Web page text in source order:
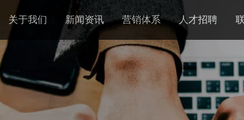
关于我们 新闻资讯 营销体系 人才招聘